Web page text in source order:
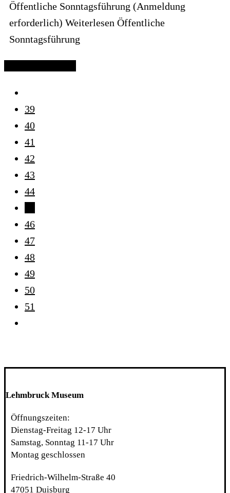
Öffentliche Sonntagsführung (Anmeldung
erforderlich) Weiterlesen Öffentliche
Sonntagsführung
39
40
41
42
43
44
46
47
48
49
50
51
Lehmbruck Museum
Öffnungszeiten:
Dienstag-Freitag 12-17 Uhr
Samstag, Sonntag 11-17 Uhr
Montag geschlossen
Friedrich-Wilhelm-Straße 40
47051 Duisburg